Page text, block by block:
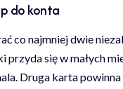
do konta
co najmniej dwie
przyda się w małych
Druga karta